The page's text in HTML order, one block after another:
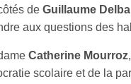
de Guillaume
aux questions des
Catherine Mourroz
scolaire et de la